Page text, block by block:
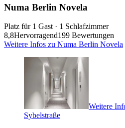
Numa Berlin Novela
Platz für 1 Gast · 1 Schlafzimmer
8,8Hervorragend199 Bewertungen
Weitere Infos zu Numa Berlin Novela
Weitere
Sybelstraße